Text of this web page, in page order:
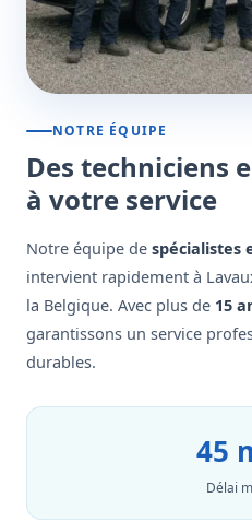
NOTRE ÉQUIPE
Des techniciens
à votre service
Notre équipe de spécialistes
intervient rapidement à
la Belgique. Avec plus de 15
garantissons un service
durables.
45
Délai